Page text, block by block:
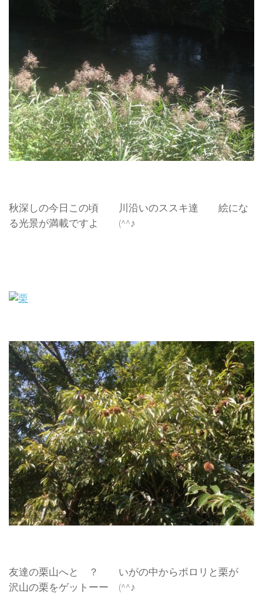
秋深しの今日この頃 川沿いのススキ達 絵にな
る光景が満載ですよ (^^♪
友達の栗山へと ？ いがの中からポロリと栗が
沢山の栗をゲットーー (^^♪